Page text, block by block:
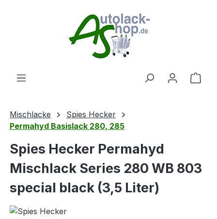
Mischlacke
Spies Hecker
Permahyd Basislack 280, 285
Spies Hecker Permahyd
Mischlack Series 280 WB 803
special black (3,5 Liter)